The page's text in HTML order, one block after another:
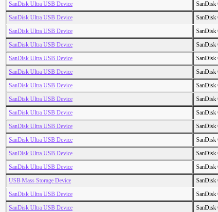
SanDisk Ultra USB Device
SanDisk
SanDisk Ultra USB Device
SanDisk
SanDisk Ultra USB Device
SanDisk
SanDisk Ultra USB Device
SanDisk
SanDisk Ultra USB Device
SanDisk
SanDisk Ultra USB Device
SanDisk
SanDisk Ultra USB Device
SanDisk
SanDisk Ultra USB Device
SanDisk
SanDisk Ultra USB Device
SanDisk
SanDisk Ultra USB Device
SanDisk
SanDisk Ultra USB Device
SanDisk
SanDisk Ultra USB Device
SanDisk
SanDisk Ultra USB Device
SanDisk
USB Mass Storage Device
SanDisk
SanDisk Ultra USB Device
SanDisk
SanDisk Ultra USB Device
SanDisk